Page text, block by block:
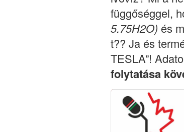
függőséggel,
5.75H2O) és
t?? Ja és
TESLA”!
folytatása